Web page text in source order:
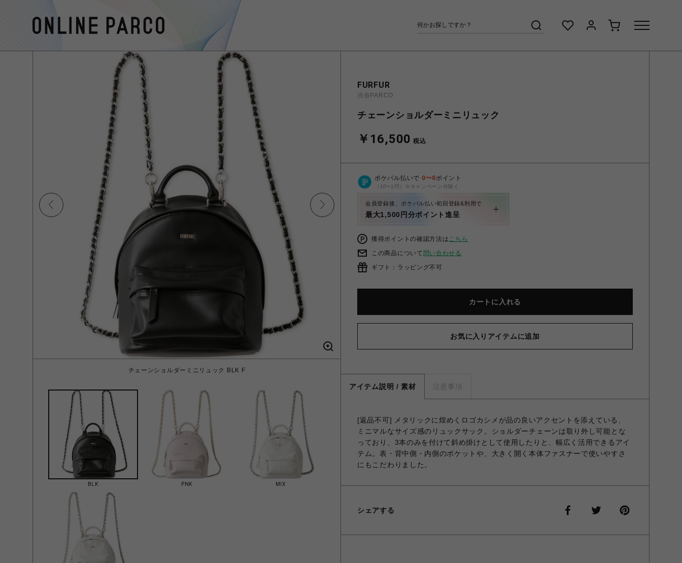
チェーンショルダーミニリュック BLK F
BLK PNK MIX
FURFUR
渋谷PARCO
チェーンショルダーミニリュック
￥16,500 税込
ポケパル払いで 0〜0ポイント
（1P=1円）※キャンペーン分除く
会員登録後、ポケパル払い初回登録&利用で
最大1,500円分ポイント進呈
獲得ポイントの確認方法はこちら
この商品について 問い合わせる
ギフト：ラッピング不可
カートに入れる
お気に入りアイテムに追加
アイテム説明 / 素材 注意事項
[返品不可] メタリックに煌めくロゴカシメが品の良いアクセントを添えている、
ミニマルなサイズ感のリュックサック。ショルダーチェーンは取り外し可能とな
っており、3本のみを付けて斜め掛けとして使用したりと、幅広く活用できるアイ
テム。表・背中側・内側のポケットや、大きく開く本体ファスナーで使いやすさ
にもこだわりました。
シェアする